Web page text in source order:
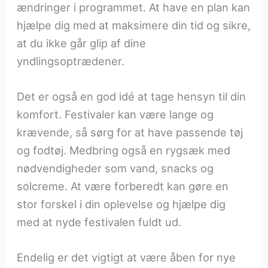
ændringer i programmet. At have en plan kan
hjælpe dig med at maksimere din tid og sikre,
at du ikke går glip af dine
yndlingsoptrædener.
Det er også en god idé at tage hensyn til din
komfort. Festivaler kan være lange og
krævende, så sørg for at have passende tøj
og fodtøj. Medbring også en rygsæk med
nødvendigheder som vand, snacks og
solcreme. At være forberedt kan gøre en
stor forskel i din oplevelse og hjælpe dig
med at nyde festivalen fuldt ud.
Endelig er det vigtigt at være åben for nye